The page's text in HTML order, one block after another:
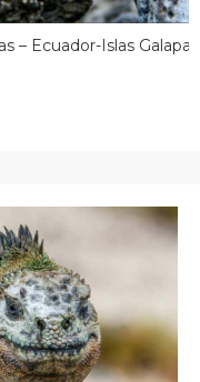
– Ecuador-Islas